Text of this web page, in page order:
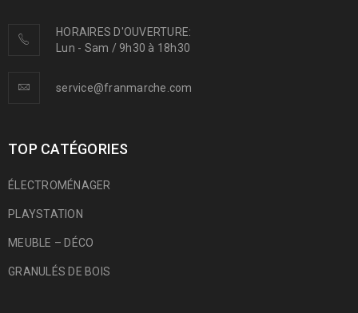
HORAIRES D'OUVERTURE:
Lun - Sam / 9h30 à 18h30
service@franmarche.com
TOP CATÉGORIES
ÉLECTROMÉNAGER
PLAYSTATION
MEUBLE – DÉCO
GRANULÉS DE BOIS